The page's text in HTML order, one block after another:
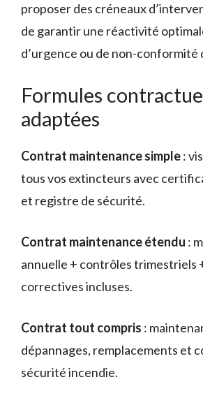
proposer des créneaux
de garantir une réactivité
d’urgence ou de non-conformité
Formules
adaptées
Contrat maintenance simple:
tous vos extincteurs avec
et registre de sécurité.
Contrat maintenance étendu :
annuelle + contrôles trimestriels
correctives incluses.
Contrat tout compris :
dépannages, remplacements et
sécurité incendie.